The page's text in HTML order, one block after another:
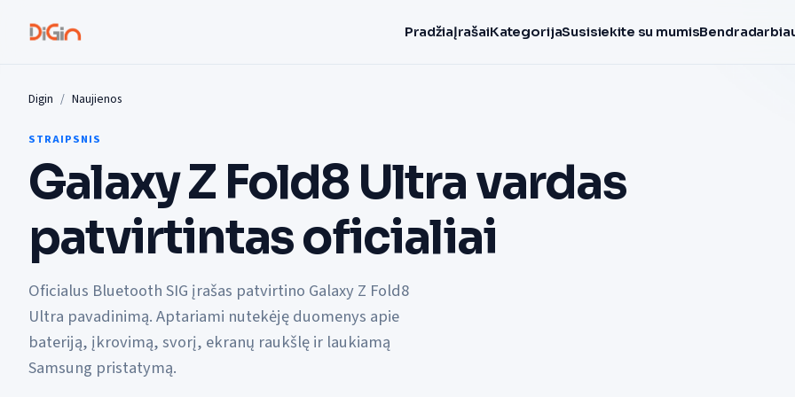
PradžiaĮrašaiKategorijaSusisiekite su mumis
Digin Naujienos
STRAIPSNIS
Galaxy Z Fold8 Ultra vardas
patvirtintas oficialiai
Oficialus Bluetooth SIG įrašas patvirtino Galaxy Z Fold8
Ultra pavadinimą. Aptariami nutekėję duomenys apie
bateriją, įkrovimą, svorį, ekranų raukšlę ir laukiamą
Samsung pristatymą.